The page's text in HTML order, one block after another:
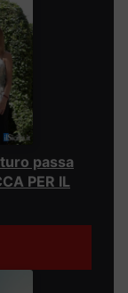
passa
PER IL